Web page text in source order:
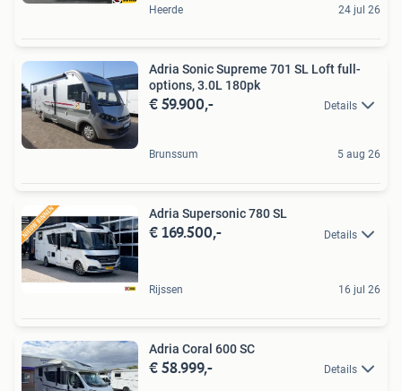
Heerde 24 jul 26
Adria Sonic Supreme 701 SL Loft full-
options, 3.0L 180pk
€ 59.900,- Details
Brunssum 5 aug 26
Adria Supersonic 780 SL
€ 169.500,- Details
Rijssen 16 jul 26
Adria Coral 600 SC
€ 58.999,- Details